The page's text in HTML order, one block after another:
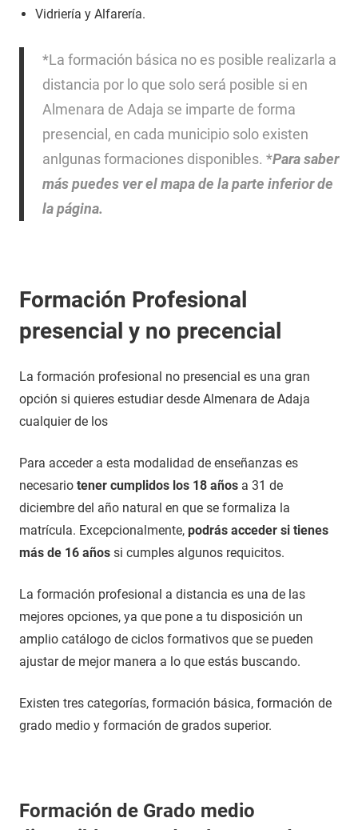
Vidriería y Alfarería.
*La formación básica no es posible realizarla a
distancia por lo que solo será posible si en
Almenara de Adaja se imparte de forma
presencial, en cada municipio solo existen
anlgunas formaciones disponibles. *Para saber
más puedes ver el mapa de la parte inferior de
la página.
Formación Profesional
presencial y no precencial
La formación profesional no presencial es una gran
opción si quieres estudiar desde Almenara de Adaja
cualquier de los
Para acceder a esta modalidad de enseñanzas es
necesario tener cumplidos los 18 años a 31 de
diciembre del año natural en que se formaliza la
matrícula. Excepcionalmente, podrás acceder si tienes
más de 16 años si cumples algunos requicitos.
La formación profesional a distancia es una de las
mejores opciones, ya que pone a tu disposición un
amplio catálogo de ciclos formativos que se pueden
ajustar de mejor manera a lo que estás buscando.
Existen tres categorías, formación básica, formación de
grado medio y formación de grados superior.
Formación de Grado medio